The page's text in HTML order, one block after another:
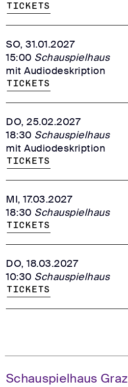
Tickets
SO, 31.01.2027
15:00 Schauspielhaus
mit Audiodeskription
Tickets
DO, 25.02.2027
18:30 Schauspielhaus
mit Audiodeskription
Tickets
MI, 17.03.2027
18:30 Schauspielhaus
Tickets
DO, 18.03.2027
10:30 Schauspielhaus
Tickets
Schauspielhaus Graz